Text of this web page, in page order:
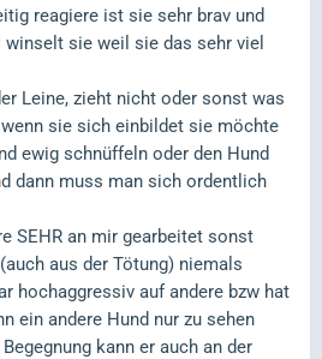
reagiere ist sie sehr brav und
sie weil sie das sehr viel
Leine, zieht nicht oder sonst was
sie sich einbildet sie möchte
ewig schnüffeln oder den Hund
dann muss man sich ordentlich
SEHR an mir gearbeitet sonst
aus der Tötung) niemals
hochaggressiv auf andere bzw hat
ein andere Hund nur zu sehen
kann er auch an der